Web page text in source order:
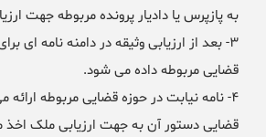
به پازپرس یا دادیار پرونده مربوطه جهت
۳- بعد از ارزیابی وثیقه در دامنه نامه ای
قضایی مربوطه داده می شود.
۴- نامه نیابت در حوزه قضایی مربوطه
قضایی دستور آن به جهت ارزیابی ملک اخذ